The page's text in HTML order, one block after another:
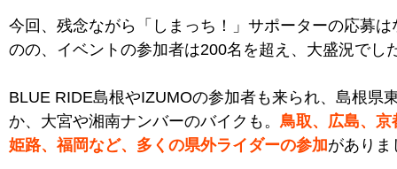
今回、残念ながら「しまっち！」サポーターの応募は
のの、イベントの参加者は200名を超え、大盛況でし
BLUE RIDE島根やIZUMOの参加者も来られ、島根県
か、大宮や湘南ナンバーのバイクも。 鳥取、広島、京
姫路、福岡など、多くの県外ライダーの参加がありま